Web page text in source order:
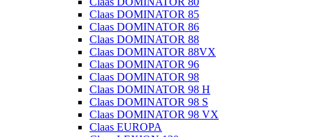
Claas DOMINATOR 85
Claas DOMINATOR 86
Claas DOMINATOR 88
Claas DOMINATOR 88VX
Claas DOMINATOR 96
Claas DOMINATOR 98
Claas DOMINATOR 98 H
Claas DOMINATOR 98 S
Claas DOMINATOR 98 VX
Claas EUROPA